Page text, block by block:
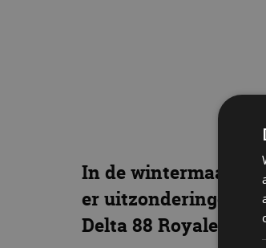
In de
er uitzonderingen.
Delta 88 Royale.